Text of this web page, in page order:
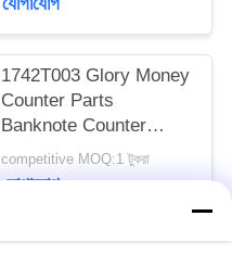
1742T003 Glory Money
Counter Parts
Banknote Counter
GFB-800 Feed Roller
ATM Spare Parts
competitive MOQ:1 টুকরা
যোগাযোগ